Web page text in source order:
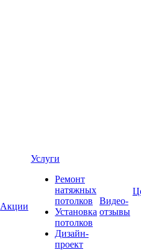
Акции
Услуги
Ремонт
натяжных
потолков
Установка
потолков
Дизайн-
проект
Видео-
отзывы